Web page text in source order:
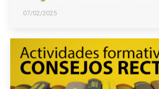
07/02/2025